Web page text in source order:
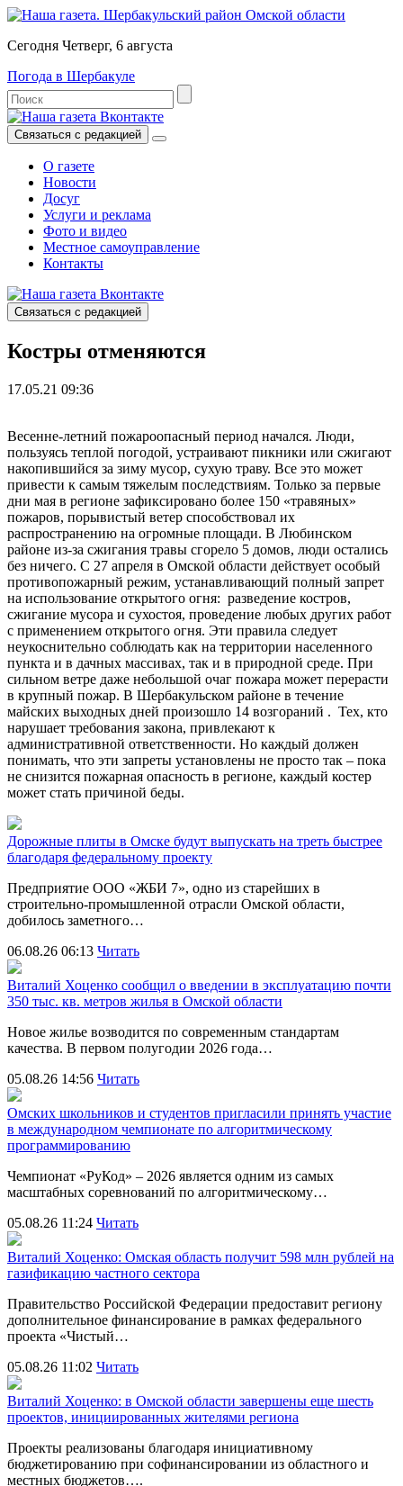
Сегодня Четверг, 6 августа
Погода в Шербакуле
Связаться с редакцией
О газете
Новости
Досуг
Услуги и реклама
Фото и видео
Местное самоуправление
Контакты
Связаться с редакцией
Костры отменяются
17.05.21 09:36
Весенне-летний пожароопасный период начался. Люди,
пользуясь теплой погодой, устраивают пикники или сжигают
накопившийся за зиму мусор, сухую траву. Все это может
привести к самым тяжелым последствиям. Только за первые
дни мая в регионе зафиксировано более 150 «травяных»
пожаров, порывистый ветер способствовал их
распространению на огромные площади. В Любинском
районе из-за сжигания травы сгорело 5 домов, люди остались
без ничего. С 27 апреля в Омской области действует особый
противопожарный режим, устанавливающий полный запрет
на использование открытого огня: разведение костров,
сжигание мусора и сухостоя, проведение любых других работ
с применением открытого огня. Эти правила следует
неукоснительно соблюдать как на территории населенного
пункта и в дачных массивах, так и в природной среде. При
сильном ветре даже небольшой очаг пожара может перерасти
в крупный пожар. В Шербакульском районе в течение
майских выходных дней произошло 14 возгораний . Тех, кто
нарушает требования закона, привлекают к
административной ответственности. Но каждый должен
понимать, что эти запреты установлены не просто так – пока
не снизится пожарная опасность в регионе, каждый костер
может стать причиной беды.
Дорожные плиты в Омске будут выпускать на треть быстрее
благодаря федеральному проекту
Предприятие ООО «ЖБИ 7», одно из старейших в
строительно‑промышленной отрасли Омской области,
добилось заметного…
06.08.26 06:13 Читать
Виталий Хоценко сообщил о введении в эксплуатацию почти
350 тыс. кв. метров жилья в Омской области
Новое жилье возводится по современным стандартам
качества. В первом полугодии 2026 года…
05.08.26 14:56 Читать
Омских школьников и студентов пригласили принять участие
в международном чемпионате по алгоритмическому
программированию
Чемпионат «РуКод» – 2026 является одним из самых
масштабных соревнований по алгоритмическому…
05.08.26 11:24 Читать
Виталий Хоценко: Омская область получит 598 млн рублей на
газификацию частного сектора
Правительство Российской Федерации предоставит региону
дополнительное финансирование в рамках федерального
проекта «Чистый…
05.08.26 11:02 Читать
Виталий Хоценко: в Омской области завершены еще шесть
проектов, инициированных жителями региона
Проекты реализованы благодаря инициативному
бюджетированию при софинансировании из областного и
местных бюджетов….